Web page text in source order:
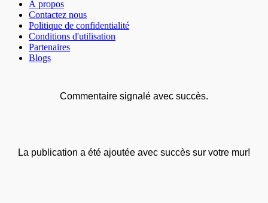
À propos
Contactez nous
Politique de confidentialité
Conditions d'utilisation
Partenaires
Blogs
Commentaire signalé avec succès.
La publication a été ajoutée avec succès sur votre mur!